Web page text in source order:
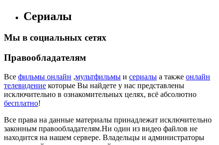
Сериалы
Мы в социальных сетях
Правообладателям
Все фильмы онлайн ,мультфильмы и сериалы а также онлайн
телевидение которые Вы найдете у нас представлены
исключительно в ознакомительных целях, всё абсолютно
бесплатно!
Все права на данные материалы принадлежат исключительно
законным правообладателям.Ни один из видео файлов не
находится на нашем сервере. Владельцы и администраторы